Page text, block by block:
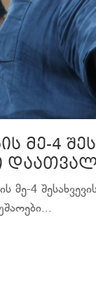
მე-4
მე-4